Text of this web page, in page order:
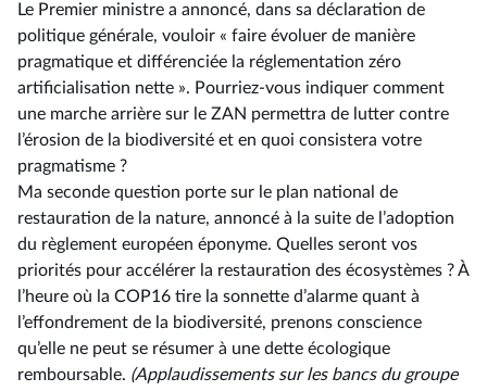
Le Premier ministre a annoncé, dans sa déclaration de
politique générale, vouloir « faire évoluer de manière
pragmatique et différenciée la réglementation zéro
artificialisation nette ». Pourriez-vous indiquer comment
une marche arrière sur le ZAN permettra de lutter contre
l’érosion de la biodiversité et en quoi consistera votre
pragmatisme ?
Ma seconde question porte sur le plan national de
restauration de la nature, annoncé à la suite de l’adoption
du règlement européen éponyme. Quelles seront vos
priorités pour accélérer la restauration des écosystèmes ? À
l’heure où la COP16 tire la sonnette d’alarme quant à
l’effondrement de la biodiversité, prenons conscience
qu’elle ne peut se résumer à une dette écologique
remboursable. (Applaudissements sur les bancs du groupe